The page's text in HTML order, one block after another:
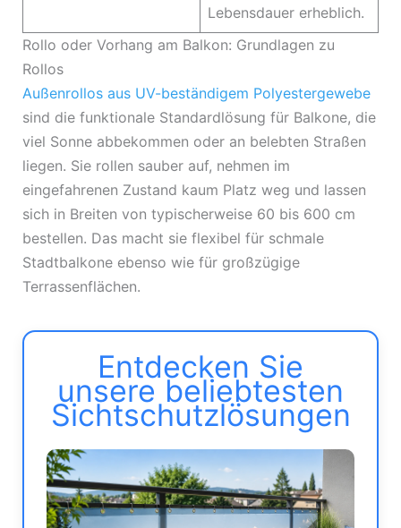
Lebensdauer erheblich.
Rollo oder Vorhang am Balkon: Grundlagen zu
Rollos
Außenrollos aus UV-beständigem Polyestergewebe
sind die funktionale Standardlösung für Balkone, die
viel Sonne abbekommen oder an belebten Straßen
liegen. Sie rollen sauber auf, nehmen im
eingefahrenen Zustand kaum Platz weg und lassen
sich in Breiten von typischerweise 60 bis 600 cm
bestellen. Das macht sie flexibel für schmale
Stadtbalkone ebenso wie für großzügige
Terrassenflächen.
Entdecken Sie
unsere beliebtesten
Sichtschutzlösungen